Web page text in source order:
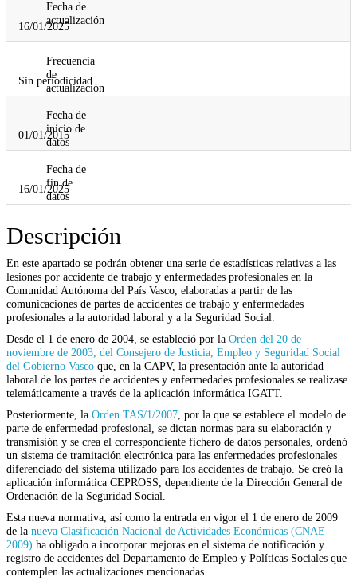
Fecha de
actualización
16/01/2025
Frecuencia
de
actualización
Sin periodicidad
Fecha de
inicio de
datos
01/01/2015
Fecha de
fin de
datos
16/01/2025
Descripción
En este apartado se podrán obtener una serie de estadísticas relativas a las
lesiones por accidente de trabajo y enfermedades profesionales en la
Comunidad Autónoma del País Vasco, elaboradas a partir de las
comunicaciones de partes de accidentes de trabajo y enfermedades
profesionales a la autoridad laboral y a la Seguridad Social.
Desde el 1 de enero de 2004, se estableció por la Orden del 20 de
noviembre de 2003, del Consejero de Justicia, Empleo y Seguridad Social
del Gobierno Vasco que, en la CAPV, la presentación ante la autoridad
laboral de los partes de accidentes y enfermedades profesionales se realizase
telemáticamente a través de la aplicación informática IGATT.
Posteriormente, la Orden TAS/1/2007 , por la que se establece el modelo de
parte de enfermedad profesional, se dictan normas para su elaboración y
transmisión y se crea el correspondiente fichero de datos personales, ordenó
un sistema de tramitación electrónica para las enfermedades profesionales
diferenciado del sistema utilizado para los accidentes de trabajo. Se creó la
aplicación informática CEPROSS, dependiente de la Dirección General de
Ordenación de la Seguridad Social.
Esta nueva normativa, así como la entrada en vigor el 1 de enero de 2009
de la nueva Clasificación Nacional de Actividades Económicas (CNAE-
2009) ha obligado a incorporar mejoras en el sistema de notificación y
registro de accidentes del Departamento de Empleo y Políticas Sociales que
contemplen las actualizaciones mencionadas.